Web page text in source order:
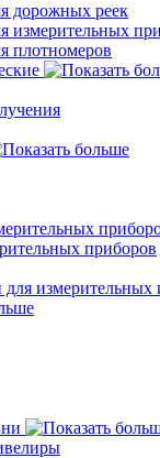
дорожных реек
измерительных
плотномеров
приборов
измерительных